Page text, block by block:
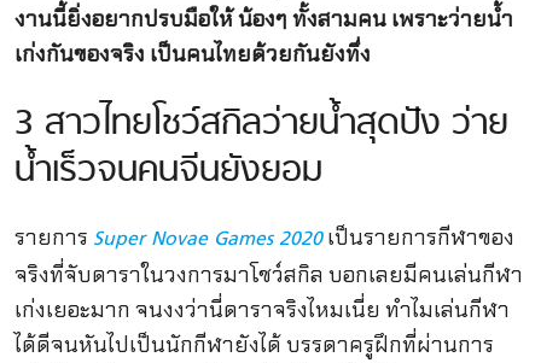
งานนี้ยิ่งอยากปรบมือให้ น้องๆ ทั้งสามคน เพราะว่ายน้ำ
เก่งกันของจริง เป็นคนไทยด้วยกันยังทึ่ง
3 สาวไทยโชว์สกิลว่ายน้ำสุดปัง ว่าย
น้ำเร็วจนคนจีนยังยอม
รายการ Super Novae Games 2020 เป็นรายการกีฬาของ
จริงที่จับดาราในวงการมาโชว์สกิล บอกเลยมีคนเล่นกีฬา
เก่งเยอะมาก จนงงว่านี่ดาราจริงไหมเนี่ย ทำไมเล่นกีฬา
ได้ดีจนหันไปเป็นนักกีฬายังได้ บรรดาครูฝึกที่ผ่านการ